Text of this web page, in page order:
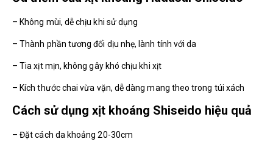
– Không mùi, dễ chịu khi sử dụng
– Thành phần tương đối dịu nhẹ, lành tính với da
– Tia xịt mịn, không gây khó chịu khi xịt
– Kích thước chai vừa vặn, dễ dàng mang theo trong túi xách
Cách sử dụng xịt khoáng Shiseido hiệu quả
– Đặt cách da khoảng 20-30cm